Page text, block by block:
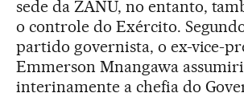
sede da ZANU, no entanto,
o controle do Exército.
partido governista, o ex-vice-
Emmerson Mnangawa
interinamente a chefia do